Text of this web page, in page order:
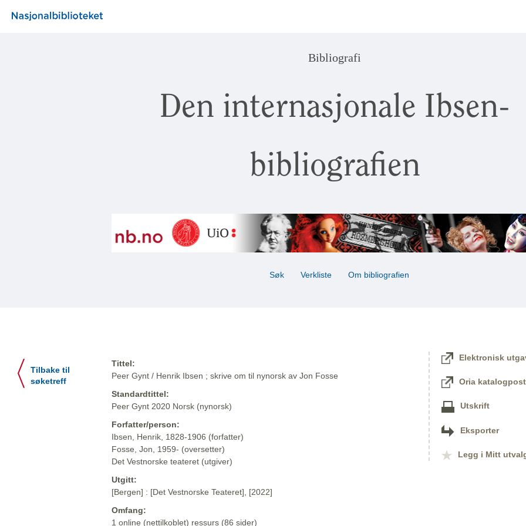
Bibliografi
Den internasjonale Ibsen-
bibliografien
Søk Verkliste Om bibliografien
Tilbake til
søketreff
Tittel:
Peer Gynt / Henrik Ibsen ; skrive om til nynorsk av Jon Fosse
Standardtittel:
Peer Gynt 2020 Norsk (nynorsk)
Forfatter/person:
Ibsen, Henrik, 1828-1906 (forfatter)
Fosse, Jon, 1959- (oversetter)
Det Vestnorske teateret (utgiver)
Utgitt:
[Bergen] : [Det Vestnorske Teateret], [2022]
Omfang:
1 online (nettilkoblet) ressurs (86 sider)
Elektronisk
Oria katalogpost
Utskrift
Eksporter
Legg i Mitt